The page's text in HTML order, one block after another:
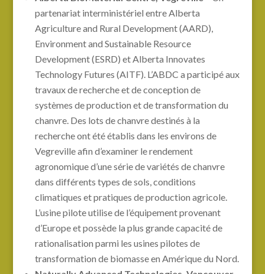
partenariat interministériel entre Alberta
Agriculture and Rural Development (AARD),
Environment and Sustainable Resource
Development (ESRD) et Alberta Innovates
Technology Futures (AITF). L’ABDC a participé aux
travaux de recherche et de conception de
systèmes de production et de transformation du
chanvre. Des lots de chanvre destinés à la
recherche ont été établis dans les environs de
Vegreville afin d’examiner le rendement
agronomique d’une série de variétés de chanvre
dans différents types de sols, conditions
climatiques et pratiques de production agricole.
L’usine pilote utilise de l’équipement provenant
d’Europe et possède la plus grande capacité de
rationalisation parmi les usines pilotes de
transformation de biomasse en Amérique du Nord.